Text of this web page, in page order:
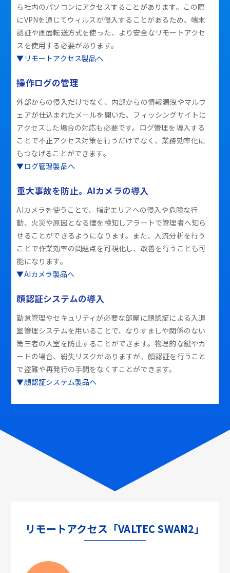
ら社内のパソコンにアクセスすることがあります。この際
にVPNを通じてウィルスが侵入することがあるため、端末
認証や画面転送方式を使った、より安全なリモートアクセ
スを使用する必要があります。
▼リモートアクセス製品へ
操作ログの管理
外部からの侵入だけでなく、内部からの情報漏洩やマルウ
ェアが仕込まれたメールを開いた、フィッシングサイトに
アクセスした場合の対応も必要です。ログ管理を導入する
ことで不正アクセス対策を行うだけでなく、業務効率化に
もつなげることができます。
▼ログ管理製品へ
重大事故を防止。AIカメラの導入
AIカメラを使うことで、指定エリアへの侵入や危険な行
動、火災や原因となる煙を検知しアラートで管理者へ知ら
せることができるようになります。また、人流分析を行う
ことで作業効率の問題点を可視化し、改善を行うことも可
能になります。
▼AIカメラ製品へ
顔認証システムの導入
勤怠管理やセキュリティが必要な部屋に顔認証による入退
室管理システムを用いることで、なりすましや関係のない
第三者の入室を防止することができます。物理的な鍵やカ
ードの場合、紛失リスクがありますが、顔認証を行うこと
で盗難や再発行の手間をなくすことができます。
▼顔認証システム製品へ
リモートアクセス「VALTEC SWAN2」